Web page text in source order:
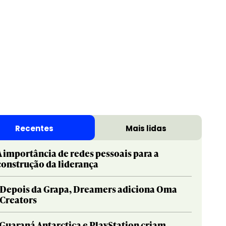
Sustainable Development Goals
Print & Publishing
Sustainable Development Goals
Titanium
Recentes Mais lidas
importância de redes pessoais para a
da liderança
Depois da Grapa, Dreamers adiciona Oma
Creators